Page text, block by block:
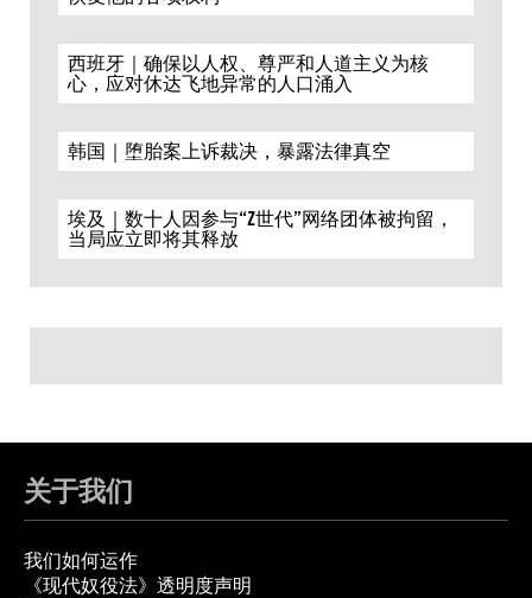
西班牙｜确保以人权、尊严和人道主义为核
心，应对休达飞地异常的人口涌入
韩国｜堕胎案上诉裁决，暴露法律真空
埃及｜数十人因参与“Z世代”网络团体被拘留，
当局应立即将其释放
关于我们
我们如何运作
《现代奴役法》透明度声明